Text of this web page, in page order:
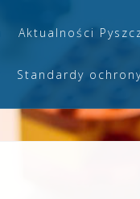
Aktualności
Standardy